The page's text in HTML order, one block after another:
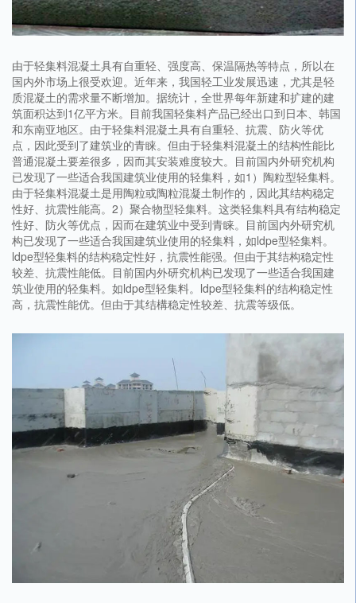
由于轻集料混凝土具有自重轻、强度高、保温隔热等特点，所以在
国内外市场上很受欢迎。近年来，我国轻工业发展迅速，尤其是轻
质混凝土的需求量不断增加。据统计，全世界每年新建和扩建的建
筑面积达到1亿平方米。目前我国轻集料产品已经出口到日本、韩国
和东南亚地区。由于轻集料混凝土具有自重轻、抗震、防火等优
点，因此受到了建筑业的青睐。但由于轻集料混凝土的结构性能比
普通混凝土要差很多，因而其安装难度较大。目前国内外研究机构
已发现了一些适合我国建筑业使用的轻集料，如1）陶粒型轻集料。
由于轻集料混凝土是用陶粒或陶粒混凝土制作的，因此其结构稳定
性好、抗震性能高。2）聚合物型轻集料。这类轻集料具有结构稳定
性好、防火等优点，因而在建筑业中受到青睐。目前国内外研究机
构已发现了一些适合我国建筑业使用的轻集料，如ldpe型轻集料。
ldpe型轻集料的结构稳定性好，抗震性能强。但由于其结构稳定性
较差、抗震性能低。目前国内外研究机构已发现了一些适合我国建
筑业使用的轻集料。如ldpe型轻集料。ldpe型轻集料的结构稳定性
高，抗震性能优。但由于其结構稳定性较差、抗震等级低。